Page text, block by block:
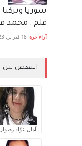
سوريا وتركيا
قلم : محمد
آراء حرة 18 فبراير، 2023
البعض من
آمال عوّاد